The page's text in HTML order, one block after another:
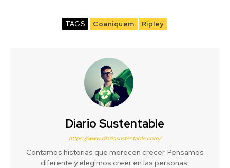
TAGS Coaniquem Ripley
Diario Sustentable
https://www.diariosustentable.com/
Contamos historias que merecen crecer. Pensamos
diferente y elegimos creer en las personas,